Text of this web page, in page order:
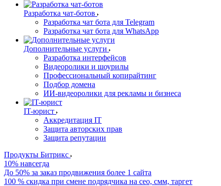
Разработка чат-ботов
Разработка чат бота для Telegram
Разработка чат бота для WhatsApp
Дополнительные услуги
Разработка интерфейсов
Видеоролики и шоурилы
Профессиональный копирайтинг
Подбор домена
ИИ-видеоролики для рекламы и бизнеса
IT-юрист
Аккредитация IT
Защита авторских прав
Защита репутации
Продукты Битрикс
10% навсегда
До 50% за заказ продвижения более 1 сайта
100 % скидка при смене подрядчика на сео, смм, таргет